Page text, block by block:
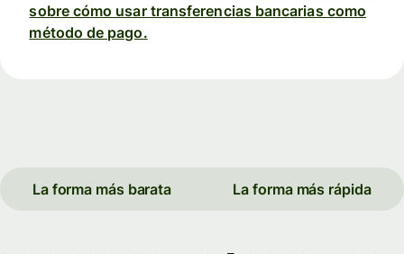
sobre cómo usar transferencias bancarias como
método de pago.
La forma más barata La forma más rápida